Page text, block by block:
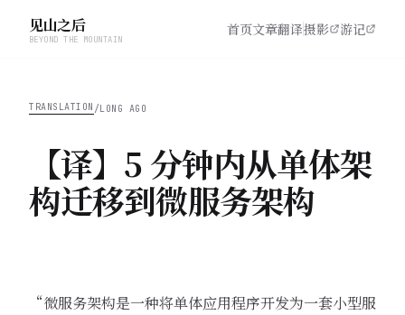
见山之后
BEYOND THE MOUNTAIN
首页文章翻译摄影 游记
TRANSLATION /LONG AGO
【译】5 分钟内从单体架
构迁移到微服务架构
“微服务架构是一种将单体应用程序开发为一套小型服